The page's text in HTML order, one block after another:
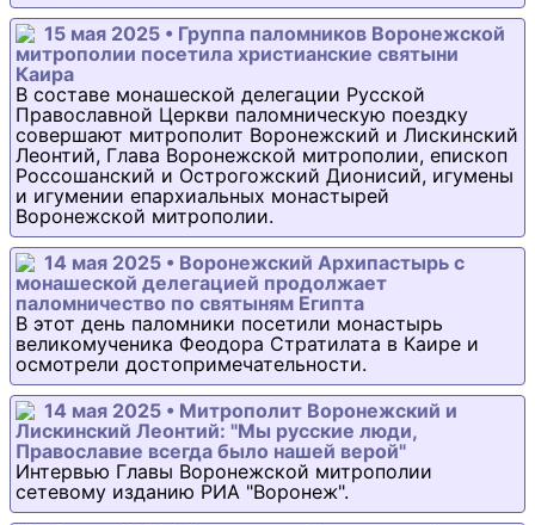
15 мая 2025 • Группа паломников Воронежской
митрополии посетила христианские святыни
Каира
В составе монашеской делегации Русской
Православной Церкви паломническую поездку
совершают митрополит Воронежский и Лискинский
Леонтий, Глава Воронежской митрополии, епископ
Россошанский и Острогожский Дионисий, игумены
и игумении епархиальных монастырей
Воронежской митрополии.
14 мая 2025 • Воронежский Архипастырь с
монашеской делегацией продолжает
паломничество по святыням Египта
В этот день паломники посетили монастырь
великомученика Феодора Стратилата в Каире и
осмотрели достопримечательности.
14 мая 2025 • Митрополит Воронежский и
Лискинский Леонтий: "Мы русские люди,
Православие всегда было нашей верой"
Интервью Главы Воронежской митрополии
сетевому изданию РИА "Воронеж".